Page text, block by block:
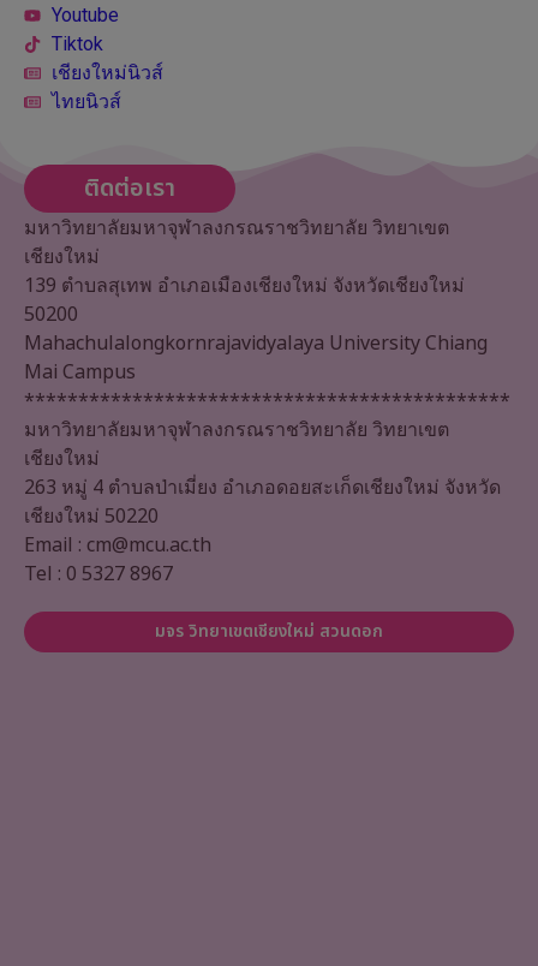
Youtube
Tiktok
เชียงใหม่นิวส์
ไทยนิวส์
ติดต่อเรา
มหาวิทยาลัยมหาจุฬาลงกรณราชวิทยาลัย วิทยาเขต
เชียงใหม่
139 ตำบลสุเทพ อำเภอเมืองเชียงใหม่ จังหวัดเชียงใหม่
50200
Mahachulalongkornrajavidyalaya University Chiang
Mai Campus
*********************************************
มหาวิทยาลัยมหาจุฬาลงกรณราชวิทยาลัย วิทยาเขต
เชียงใหม่
263 หมู่ 4 ตำบลป่าเมี่ยง อำเภอดอยสะเก็ดเชียงใหม่ จังหวัด
เชียงใหม่ 50220
Email : cm@mcu.ac.th
Tel : 0 5327 8967
มจร วิทยาเขตเชียงใหม่ สวนดอก